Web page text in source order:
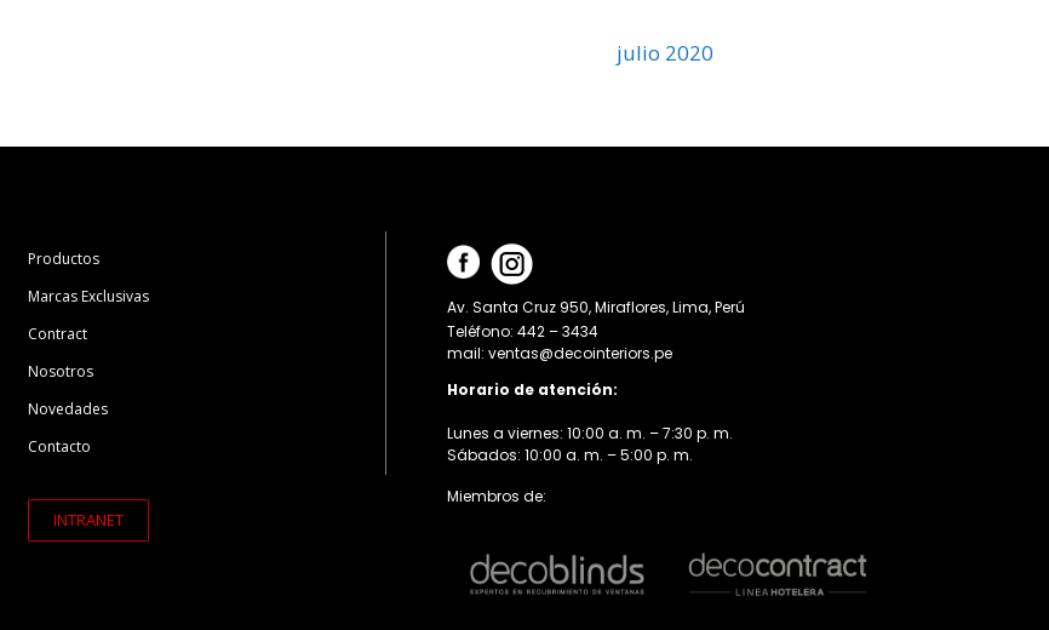
julio 2020
Productos
Marcas Exclusivas
Contract
Nosotros
Novedades
Contacto
INTRANET
Av. Santa Cruz 950, Miraflores, Lima, Perú
Teléfono: 442 – 3434
mail: ventas@decointeriors.pe
Horario de atención:
Lunes a viernes: 10:00 a. m. – 7:30 p. m.
Sábados: 10:00 a. m. – 5:00 p. m.
Miembros de: